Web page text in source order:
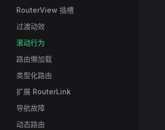
RouterView 插槽
过渡动效
滚动行为
路由懒加载
类型化路由
扩展 RouterLink
导航故障
动态路由